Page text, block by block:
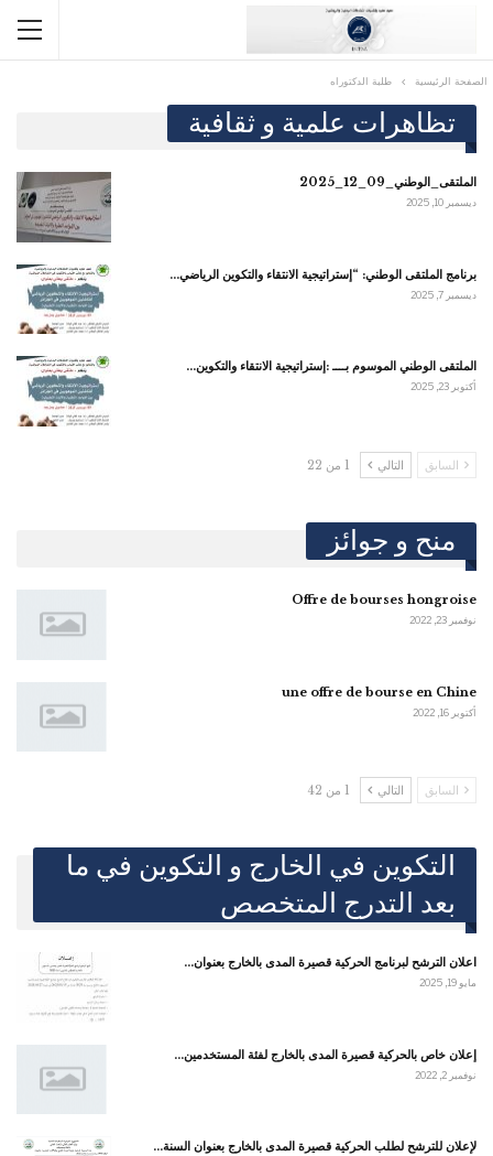
الصفحة الرئيسية طلبة الدكتوراه
تظاهرات علمية و ثقافية
الملتقى_الوطني_09_12_2025
ديسمبر 10, 2025
برنامج الملتقى الوطني: “إستراتيجية الانتقاء والتكوين الرياضي…
ديسمبر 7, 2025
الملتقى الوطني الموسوم بــــ :إستراتيجية الانتقاء والتكوين…
أكتوبر 23, 2025
السابق التالي 1 من 22
منح و جوائز
Offre de bourses hongroise
نوفمبر 23, 2022
une offre de bourse en Chine
أكتوبر 16, 2022
السابق التالي 1 من 42
التكوين في الخارج و التكوين في ما
بعد التدرج المتخصص
اعلان الترشح لبرنامج الحركية قصيرة المدى بالخارج بعنوان…
مايو 19, 2025
إعلان خاص بالحركية قصيرة المدى بالخارج لفئة المستخدمين…
نوفمبر 2, 2022
لإعلان للترشح لطلب الحركية قصيرة المدى بالخارج بعنوان السنة…